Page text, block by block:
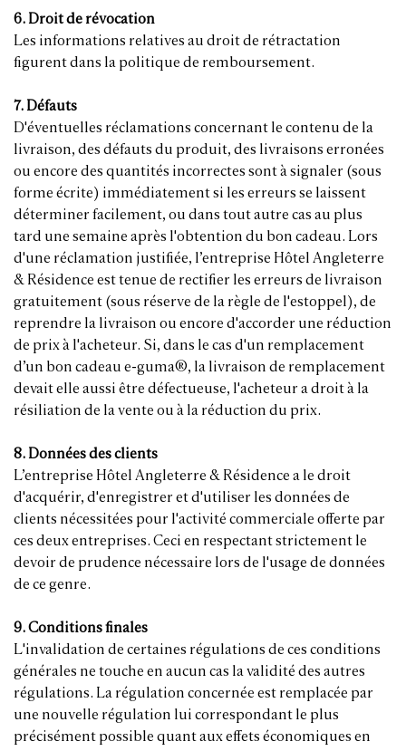
6. Droit de révocation
Les informations relatives au droit de rétractation
figurent dans la politique de remboursement.
7. Défauts
D'éventuelles réclamations concernant le contenu de la
livraison, des défauts du produit, des livraisons erronées
ou encore des quantités incorrectes sont à signaler (sous
forme écrite) immédiatement si les erreurs se laissent
déterminer facilement, ou dans tout autre cas au plus
tard une semaine après l'obtention du bon cadeau. Lors
d'une réclamation justifiée, l’entreprise Hôtel Angleterre
& Résidence est tenue de rectifier les erreurs de livraison
gratuitement (sous réserve de la règle de l'estoppel), de
reprendre la livraison ou encore d'accorder une réduction
de prix à l'acheteur. Si, dans le cas d'un remplacement
d’un bon cadeau e-guma®, la livraison de remplacement
devait elle aussi être défectueuse, l'acheteur a droit à la
résiliation de la vente ou à la réduction du prix.
8. Données des clients
L’entreprise Hôtel Angleterre & Résidence a le droit
d'acquérir, d'enregistrer et d'utiliser les données de
clients nécessitées pour l'activité commerciale offerte par
ces deux entreprises. Ceci en respectant strictement le
devoir de prudence nécessaire lors de l'usage de données
de ce genre.
9. Conditions finales
L'invalidation de certaines régulations de ces conditions
générales ne touche en aucun cas la validité des autres
régulations. La régulation concernée est remplacée par
une nouvelle régulation lui correspondant le plus
précisément possible quant aux effets économiques en